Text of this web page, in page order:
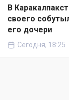
В
своего
его дочери
Сегодня, 18:25